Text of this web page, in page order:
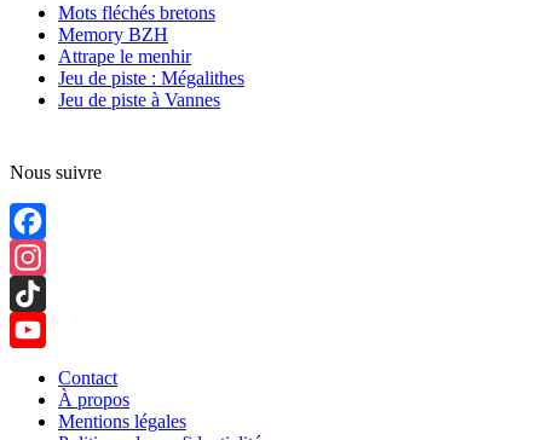
Mots fléchés bretons
Memory BZH
Attrape le menhir
Jeu de piste : Mégalithes
Jeu de piste à Vannes
Nous suivre
Facebook
Instagram
TikTok
Channel
Contact
À propos
Mentions légales